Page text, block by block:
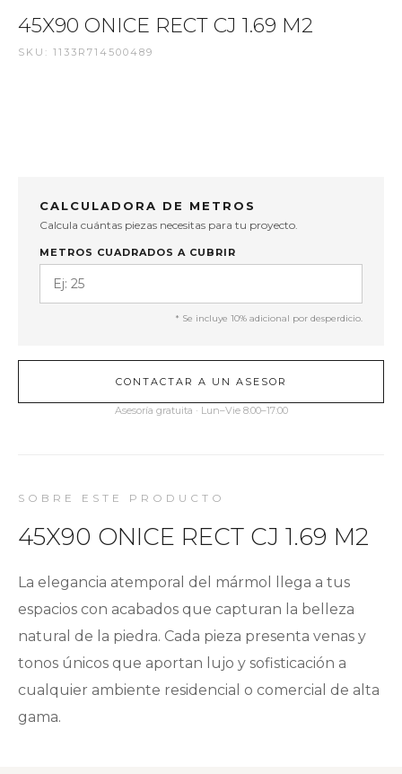
45X90 ONICE RECT CJ 1.69 M2
SKU: 1133R714500489
CALCULADORA DE METROS
Calcula cuántas piezas necesitas para tu proyecto.
METROS CUADRADOS A CUBRIR
* Se incluye 10% adicional por desperdicio.
CONTACTAR A UN ASESOR
Asesoría gratuita · Lun–Vie 8:00–17:00
SOBRE ESTE PRODUCTO
45X90 ONICE RECT CJ 1.69 M2
La elegancia atemporal del mármol llega a tus
espacios con acabados que capturan la belleza
natural de la piedra. Cada pieza presenta venas y
tonos únicos que aportan lujo y sofisticación a
cualquier ambiente residencial o comercial de alta
gama.